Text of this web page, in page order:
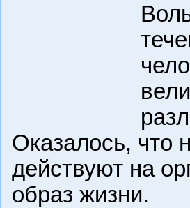
Оказалось, что
действуют на
образ жизни.